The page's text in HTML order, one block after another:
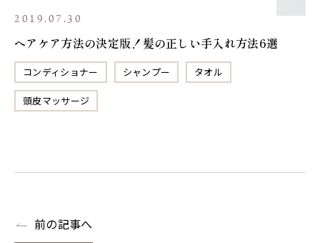
2019.07.30
ヘアケア方法の決定版！髪の正しい手入れ方法6選
コンディショナー シャンプー タオル
頭皮マッサージ
前の記事へ